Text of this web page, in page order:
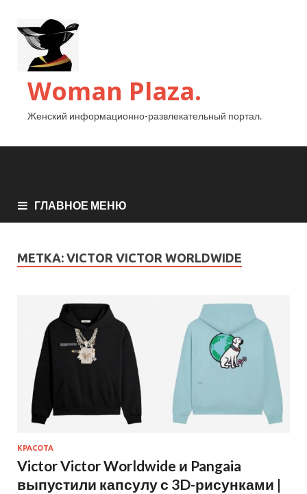
Woman Plaza.
Женский информационно-развлекательный портал.
ГЛАВНОЕ МЕНЮ
МЕТКА: VICTOR VICTOR WORLDWIDE
КРАСОТА
Victor Victor Worldwide и Pangaia
выпустили капсулу с 3D-рисунками |